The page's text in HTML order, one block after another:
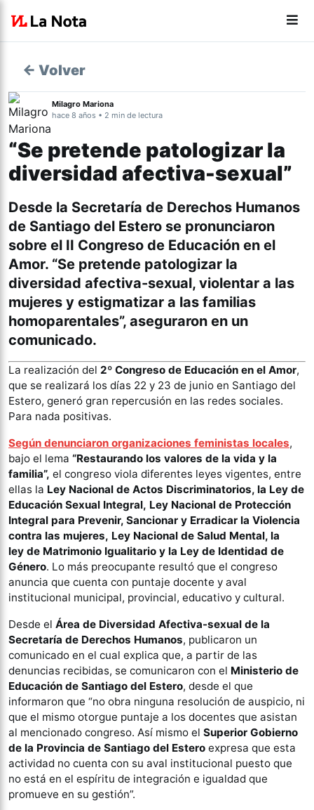
← Volver
Milagro Mariona
hace 8 años • 2 min de lectura
“Se pretende patologizar la
diversidad afectiva-sexual”
Desde la Secretaría de Derechos Humanos
de Santiago del Estero se pronunciaron
sobre el II Congreso de Educación en el
Amor. “Se pretende patologizar la
diversidad afectiva-sexual, violentar a las
mujeres y estigmatizar a las familias
homoparentales”, aseguraron en un
comunicado.
La realización del 2º Congreso de Educación en el Amor,
que se realizará los días 22 y 23 de junio en Santiago del
Estero, generó gran repercusión en las redes sociales.
Para nada positivas.
Según denunciaron organizaciones feministas locales,
bajo el lema “Restaurando los valores de la vida y la
familia”, el congreso viola diferentes leyes vigentes, entre
ellas la Ley Nacional de Actos Discriminatorios, la Ley de
Educación Sexual Integral, Ley Nacional de Protección
Integral para Prevenir, Sancionar y Erradicar la Violencia
contra las mujeres, Ley Nacional de Salud Mental, la
ley de Matrimonio Igualitario y la Ley de Identidad de
Género. Lo más preocupante resultó que el congreso
anuncia que cuenta con puntaje docente y aval
institucional municipal, provincial, educativo y cultural.
Desde el Área de Diversidad Afectiva-sexual de la
Secretaría de Derechos Humanos, publicaron un
comunicado en el cual explica que, a partir de las
denuncias recibidas, se comunicaron con el Ministerio de
Educación de Santiago del Estero, desde el que
informaron que “no obra ninguna resolución de auspicio, ni
que el mismo otorgue puntaje a los docentes que asistan
al mencionado congreso. Así mismo el Superior Gobierno
de la Provincia de Santiago del Estero expresa que esta
actividad no cuenta con su aval institucional puesto que
no está en el espíritu de integración e igualdad que
promueve en su gestión”.